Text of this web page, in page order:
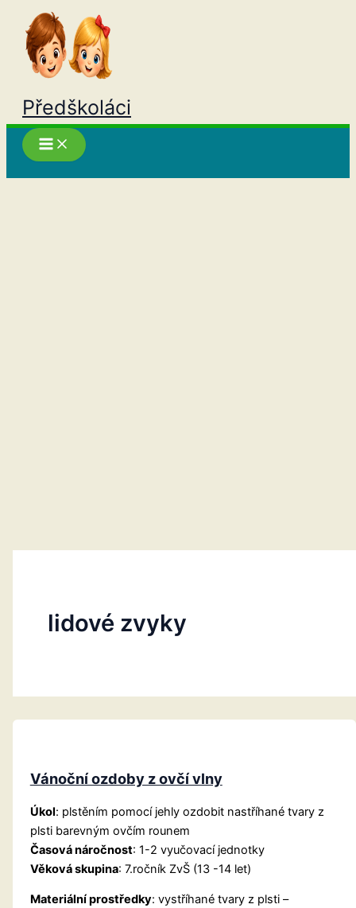
Přeskočit
obsah
Předškoláci
lidové zvyky
Vánoční ozdoby z ovčí vlny
Úkol: plstěním pomocí jehly ozdobit nastříhané tvary z
plsti barevným ovčím rounem
Časová náročnost: 1-2 vyučovací jednotky
Věková skupina: 7.ročník ZvŠ (13 -14 let)
Materiální prostředky: vystříhané tvary z plsti –